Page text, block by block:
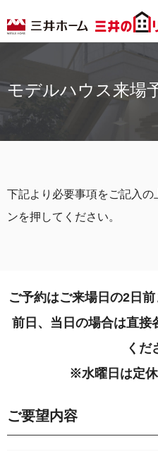
モデルハウス来場
下記より必要事項をご記入
ンを押してください。
ご予約はご来場日の2日
前日、当日の場合は直接
くだ
※水曜日は定休
ご要望内容